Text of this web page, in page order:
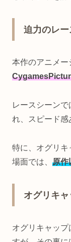
迫力のレ
本作のアニメー
レースシーン
れ、スピード感
特に、オグリキ
場面では、 原作
オグリキ
オグリキャップ